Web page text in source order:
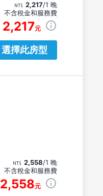
2,217/1 晚
不含稅金和服務費
2,217元
選擇此房型
2,558/1 晚
不含稅金和服務費
2,558元